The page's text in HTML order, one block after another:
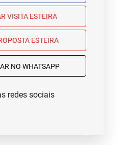
VISITA ESTEIRA
ESTEIRA
NO WHATSAPP
redes sociais